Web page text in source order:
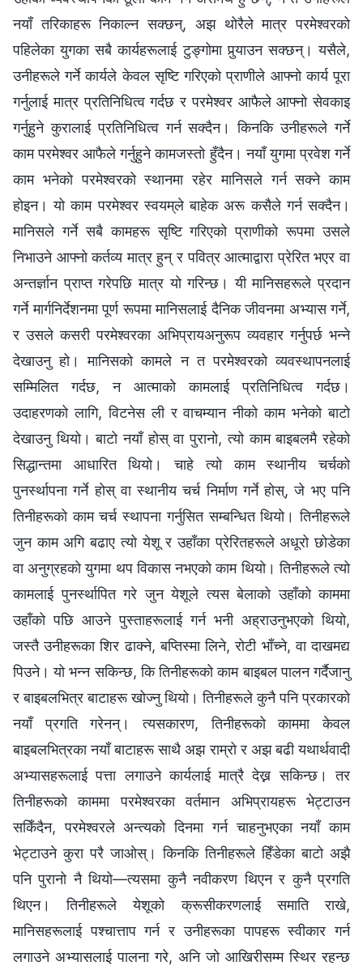
नयाँ तरिकाहरू निकाल्न सक्छन्, अझ थोरैले मात्र परमेश्‍वरको
पहिलेका युगका सबै कार्यहरूलाई टुङ्गोमा पुर्‍याउन सक्छन्। यसैले,
उनीहरूले गर्ने कार्यले केवल सृष्टि गरिएको प्राणीले आफ्‍नो कार्य पूरा
गर्नुलाई मात्र प्रतिनिधित्व गर्दछ र परमेश्‍वर आफैले आफ्नो सेवकाइ
गर्नुहुने कुरालाई प्रतिनिधित्व गर्न सक्दैन। किनकि उनीहरूले गर्ने
काम परमेश्‍वर आफैले गर्नुहुने कामजस्तो हुँदैन। नयाँ युगमा प्रवेश गर्ने
काम भनेको परमेश्‍वरको स्थानमा रहेर मानिसले गर्न सक्ने काम
होइन। यो काम परमेश्‍वर स्‍वयम्‌ले बाहेक अरू कसैले गर्न सक्दैन।
मानिसले गर्ने सबै कामहरू सृष्टि गरिएको प्राणीको रूपमा उसले
निभाउने आफ्नो कर्तव्य मात्र हुन् र पवित्र आत्माद्वारा प्रेरित भएर वा
अन्तर्ज्ञान प्राप्त गरेपछि मात्र यो गरिन्छ। यी मानिसहरूले प्रदान
गर्ने मार्गनिर्देशनमा पूर्ण रूपमा मानिसलाई दैनिक जीवनमा अभ्यास गर्ने,
र उसले कसरी परमेश्‍वरका अभिप्रायअनुरूप व्यवहार गर्नुपर्छ भन्‍ने
देखाउनु हो। मानिसको कामले न त परमेश्‍वरको व्यवस्थापनलाई
सम्मिलित गर्दछ, न आत्माको कामलाई प्रतिनिधित्व गर्दछ।
उदाहरणको लागि, विटनेस ली र वाचम्यान नीको काम भनेको बाटो
देखाउनु थियो। बाटो नयाँ होस् वा पुरानो, त्यो काम बाइबलमै रहेको
सिद्धान्तमा आधारित थियो। चाहे त्यो काम स्थानीय चर्चको
पुनर्स्थापना गर्ने होस् वा स्थानीय चर्च निर्माण गर्ने होस्, जे भए पनि
तिनीहरूको काम चर्च स्थापना गर्नुसित सम्बन्धित थियो। तिनीहरूले
जुन काम अगि बढाए त्यो येशू र उहाँका प्रेरितहरूले अधूरो छोडेका
वा अनुग्रहको युगमा थप विकास नभएको काम थियो। तिनीहरूले त्यो
कामलाई पुनर्स्थापित गरे जुन येशूले त्यस बेलाको उहाँको काममा
उहाँको पछि आउने पुस्ताहरूलाई गर्न भनी अह्राउनुभएको थियो,
जस्तै उनीहरूका शिर ढाक्ने, बप्तिस्मा लिने, रोटी भाँच्ने, वा दाखमद्य
पिउने। यो भन्न सकिन्छ, कि तिनीहरूको काम बाइबल पालन गर्दैजानु
र बाइबलभित्र बाटाहरू खोज्नु थियो। तिनीहरूले कुनै पनि प्रकारको
नयाँ प्रगति गरेनन्। त्यसकारण, तिनीहरूको काममा केवल
बाइबलभित्रका नयाँ बाटाहरू साथै अझ राम्रो र अझ बढी यथार्थवादी
अभ्यासहरूलाई पत्ता लगाउने कार्यलाई मात्रै देख्न सकिन्छ। तर
तिनीहरूको काममा परमेश्‍वरका वर्तमान अभिप्रायहरू भेट्टाउन
सकिँदैन, परमेश्‍वरले अन्त्यको दिनमा गर्न चाहनुभएका नयाँ काम
भेट्टाउने कुरा परै जाओस्। किनकि तिनीहरूले हिँडेका बाटो अझै
पनि पुरानो नै थियो—त्यसमा कुनै नवीकरण थिएन र कुनै प्रगति
थिएन। तिनीहरूले येशूको क्रूसीकरणलाई समाति राखे,
मानिसहरूलाई पश्‍चात्ताप गर्न र उनीहरूका पापहरू स्वीकार गर्न
लगाउने अभ्यासलाई पालना गरे, अनि जो आखिरीसम्म स्थिर रहन्छ